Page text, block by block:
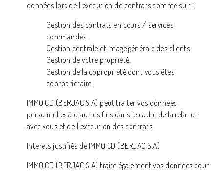
données lors de l'exécution de contrats comme suit :
Gestion des contrats en cours / services
commandés.
Gestion centrale et image générale des clients.
Gestion de votre propriété.
Gestion de la copropriété dont vous êtes
copropriétaire.
IMMO CD (BERJAC S.A) peut traiter vos données
personnelles à d'autres fins dans le cadre de la relation
avec vous et de l'exécution des contrats.
Intérêts justifiés de IMMO CD (BERJAC S.A)
IMMO CD (BERJAC S.A) traite également vos données pour